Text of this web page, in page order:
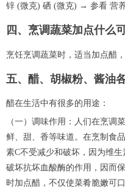
锌 (微克) 硒 (微克) → 参看 营养
四、烹调蔬菜加点什么
烹饪烹调蔬菜时，适当加点醋
五、醋、胡椒粉、酱油
醋在生活中有很多的用途：
（一）调味作用：人们在烹调
鲜、甜、香等味道。在烹制食
素C不受减少和破坏，因为维
破坏抗坏血酸酶的作用，因而
时加点醋，不仅使菜肴脆嫩可